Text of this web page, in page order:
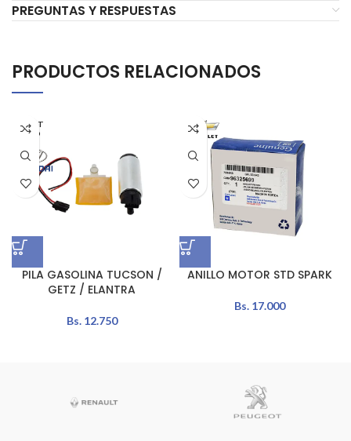
PREGUNTAS Y RESPUESTAS
PRODUCTOS RELACIONADOS
AGOT
ADO
PILA GASOLINA TUCSON /
GETZ / ELANTRA
Bs.12.750
ANILLO MOTOR STD SPARK
Bs.17.000